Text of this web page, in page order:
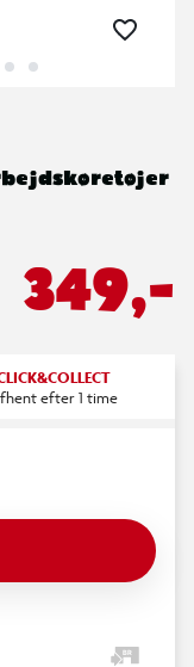
349,-
efter 1 time